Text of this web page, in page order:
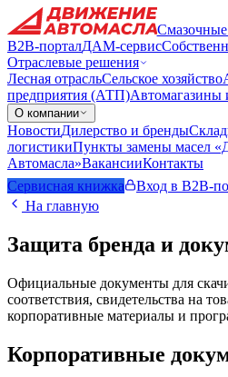
B2B-порталДАМ-сервис
Отраслевые решения
Лесная отрасльСельское хозяйство
предприятия (АТП)
О компании
НовостиДилерство и бренды
логистикиПункты замены масел
Автомасла»ВакансииКонтакты
Сервисная книжка
Вход в B2B-
На главную
Защита бренда и
Официальные документы для
соответствия, свидетельства на
корпоративные материалы и
Корпоративные